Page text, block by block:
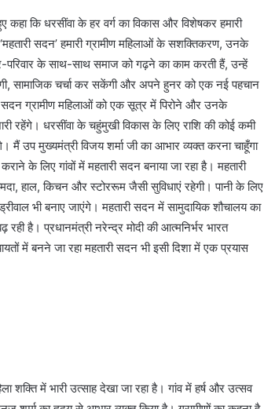
कि धरसींवा के हर वर्ग का विकास और विशेषकर हमारी
सदन’ हमारी ग्रामीण महिलाओं के सशक्तिकरण, उनके
के साथ-साथ समाज को गढ़ने का काम करती हैं, उन्हें
सामाजिक चर्चा कर सकेंगी और अपने हुनर को एक नई पहचान
सदन ग्रामीण महिलाओं को एक सूत्र में पिरोने और उनके
रहेंगे। धरसींवा के चहुंमुखी विकास के लिए राशि की कोई कमी
मैं उप मुख्यमंत्री विजय शर्मा जी का आभार व्यक्त करना चाहूँगा
के लिए गांवों में महतारी सदन बनाया जा रहा है। महतारी
हाल, किचन और स्टोररूम जैसी सुविधाएं रहेगी। पानी के लिए
भी बनाए जाएंगे। महतारी सदन में सामुदायिक शौचालय का
रही है। प्रधानमंत्री नरेन्द्र मोदी की आत्मनिर्भर भारत
में बनने जा रहा महतारी सदन भी इसी दिशा में एक प्रयास
शक्ति में भारी उत्साह देखा जा रहा है। गांव में हर्ष और उत्सव